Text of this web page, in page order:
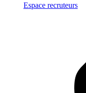
Espace recruteurs